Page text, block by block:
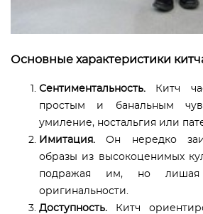
Основные характеристики
Сентиментальность. Китч
простым и банальным
умиление, ностальгия или
Имитация. Он нередко
образы из высокоценимых
подражая им, но
оригинальности.
Доступность. Китч